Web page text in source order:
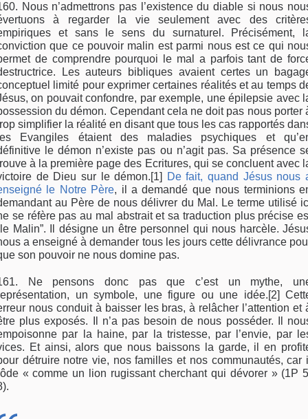
Nous n’admettrons pas l’existence du diable si nous
à regarder la vie seulement avec des
et sans le sens du surnaturel. Précisément,
que ce pouvoir malin est parmi nous est ce qui
de comprendre pourquoi le mal a parfois tant de
Les auteurs bibliques avaient certes un
limité pour exprimer certaines réalités et au temps
on pouvait confondre, par exemple, une épilepsie avec
du démon. Cependant cela ne doit pas nous porter
simplifier la réalité en disant que tous les cas rapportés
Evangiles étaient des maladies psychiques et
le démon n’existe pas ou n’agit pas. Sa présence
à la première page des Ecritures, qui se concluent avec
de Dieu sur le démon.[1]
De fait, quand Jésus nous
le Notre Père, il a demandé que nous terminions
au Père de nous délivrer du Mal. Le terme utilisé
se réfère pas au mal abstrait et sa traduction plus précise
Malin”. Il désigne un être personnel qui nous harcèle.
a enseigné à demander tous les jours cette délivrance
son pouvoir ne nous domine pas.
Ne pensons donc pas que c’est un mythe,
un symbole, une figure ou une idée.[2]
nous conduit à baisser les bras, à relâcher l’attention et
plus exposés. Il n’a pas besoin de nous posséder. Il
par la haine, par la tristesse, par l’envie, par
Et ainsi, alors que nous baissons la garde, il en
détruire notre vie, nos familles et nos communautés, car
« comme un lion rugissant cherchant qui dévorer » (1P